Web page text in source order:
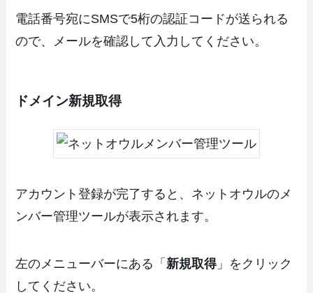
電話番号宛にSMSで5桁の認証コードが送られる
ので、メールを確認して入力してください。
ドメイン新規取得
アカウント登録が完了すると、ネットオウルのメ
ンバー管理ツールが表示されます。
左のメニューバーにある「 新規取得」をクリック
してください。